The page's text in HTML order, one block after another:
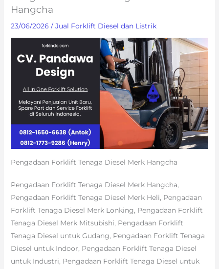
Hangcha
23/06/2026 / Jual Forklift Diesel dan Listrik
Pengadaan Forklift Tenaga Diesel Merk Hangcha
Pengadaan Forklift Tenaga Diesel Merk Hangcha,
Pengadaan Forklift Tenaga Diesel Merk Heli, Pengadaan
Forklift Tenaga Diesel Merk Lonking, Pengadaan Forklift
Tenaga Diesel Merk Mitsubishi, Pengadaan Forklift
Tenaga Diesel untuk Gudang, Pengadaan Forklift Tenaga
Diesel untuk Indoor, Pengadaan Forklift Tenaga Diesel
untuk Industri, Pengadaan Forklift Tenaga Diesel untuk